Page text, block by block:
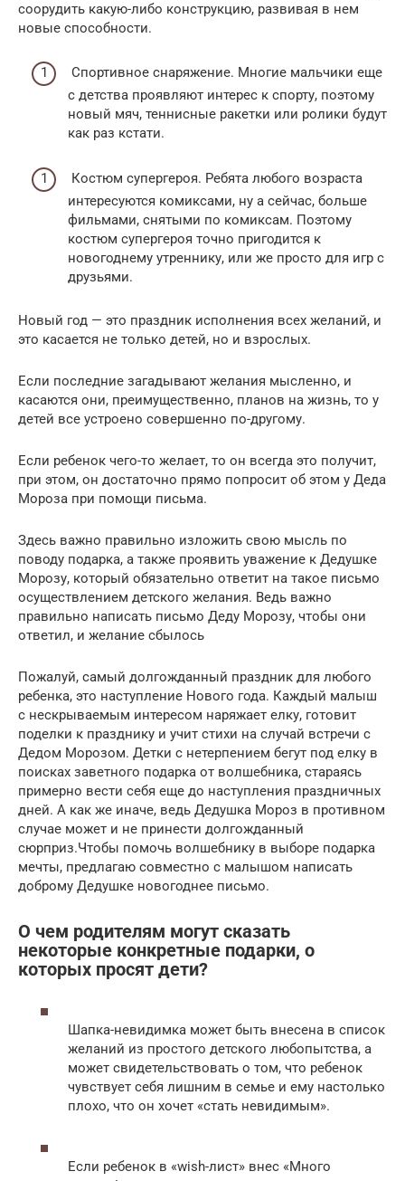
соорудить какую-либо конструкцию, развивая в нем
новые способности.
Спортивное снаряжение. Многие мальчики еще
с детства проявляют интерес к спорту, поэтому
новый мяч, теннисные ракетки или ролики будут
как раз кстати.
Костюм супергероя. Ребята любого возраста
интересуются комиксами, ну а сейчас, больше
фильмами, снятыми по комиксам. Поэтому
костюм супергероя точно пригодится к
новогоднему утреннику, или же просто для игр с
друзьями.
Новый год — это праздник исполнения всех желаний, и
это касается не только детей, но и взрослых.
Если последние загадывают желания мысленно, и
касаются они, преимущественно, планов на жизнь, то у
детей все устроено совершенно по-другому.
Если ребенок чего-то желает, то он всегда это получит,
при этом, он достаточно прямо попросит об этом у Деда
Мороза при помощи письма.
Здесь важно правильно изложить свою мысль по
поводу подарка, а также проявить уважение к Дедушке
Морозу, который обязательно ответит на такое письмо
осуществлением детского желания. Ведь важно
правильно написать письмо Деду Морозу, чтобы они
ответил, и желание сбылось
Пожалуй, самый долгожданный праздник для любого
ребенка, это наступление Нового года. Каждый малыш
с нескрываемым интересом наряжает елку, готовит
поделки к празднику и учит стихи на случай встречи с
Дедом Морозом. Детки с нетерпением бегут под елку в
поисках заветного подарка от волшебника, стараясь
примерно вести себя еще до наступления праздничных
дней. А как же иначе, ведь Дедушка Мороз в противном
случае может и не принести долгожданный
сюрприз.Чтобы помочь волшебнику в выборе подарка
мечты, предлагаю совместно с малышом написать
доброму Дедушке новогоднее письмо.
О чем родителям могут сказать
некоторые конкретные подарки, о
которых просят дети?
Шапка-невидимка может быть внесена в список
желаний из простого детского любопытства, а
может свидетельствовать о том, что ребенок
чувствует себя лишним в семье и ему настолько
плохо, что он хочет «стать невидимым».
Если ребенок в «wish-лист» внес «Много